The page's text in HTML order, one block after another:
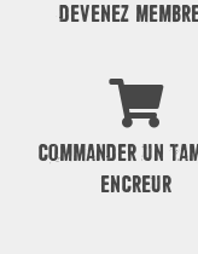
DEVENEZ
COMMANDER UN
ENCREUR